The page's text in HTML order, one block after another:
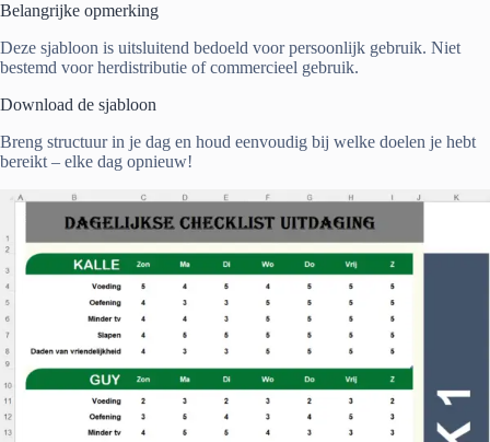
Belangrijke opmerking
Deze sjabloon is uitsluitend bedoeld voor persoonlijk gebruik. Niet
bestemd voor herdistributie of commercieel gebruik.
Download de sjabloon
Breng structuur in je dag en houd eenvoudig bij welke doelen je hebt
bereikt – elke dag opnieuw!